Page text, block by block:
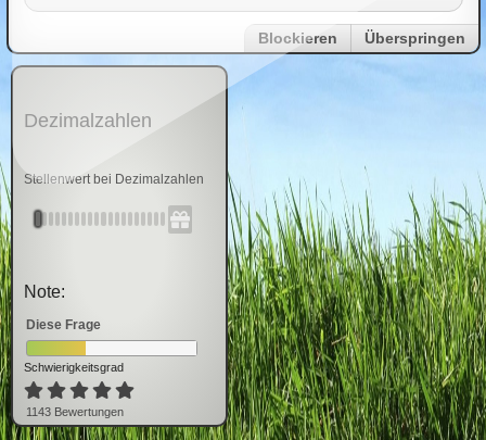
Blockieren Überspringen
Dezimalzahlen
Stellenwert bei Dezimalzahlen
Note:
Diese Frage
Schwierigkeitsgrad
1143 Bewertungen